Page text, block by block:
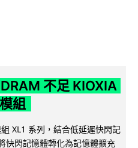
不足 KIOXIA
組
XL1 系列，結合低延遲快閃記
快閃記憶體轉化為記憶體擴充